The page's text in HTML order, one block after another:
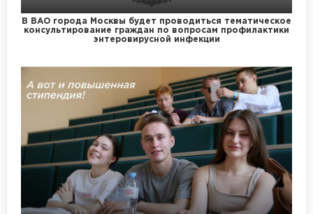
В ВАО города Москвы будет проводиться тематическое
консультирование граждан по вопросам профилактики
энтеровирусной инфекции